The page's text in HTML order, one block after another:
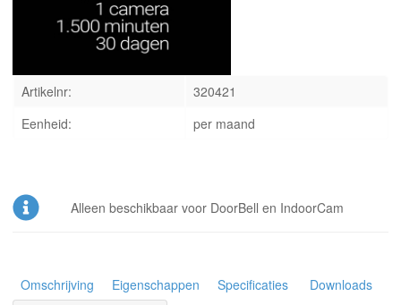
Artikelnr:
320421
Eenheid:
per maand
Alleen beschikbaar voor DoorBell en IndoorCam
Omschrijving Eigenschappen Specificaties
Downloads